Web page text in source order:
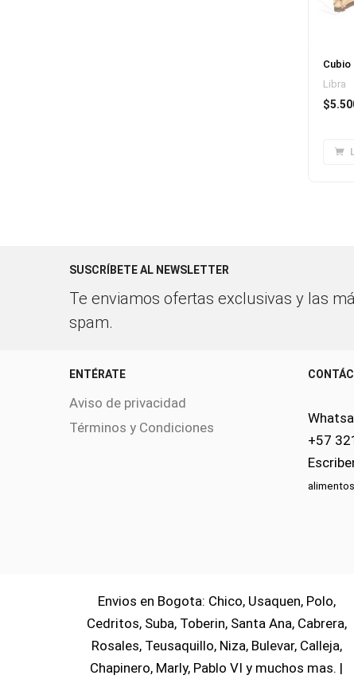
Cubio
Libra
$
SUSCRÍBETE AL NEWSLETTER
Te enviamos ofertas exclusivas y las
spam.
ENTÉRATE
Aviso de privacidad
Términos y Condiciones
+57
Envios en Bogota: Chico, Usaquen, Polo,
Cedritos, Suba, Toberin, Santa Ana, Cabrera,
Rosales, Teusaquillo, Niza, Bulevar, Calleja,
Chapinero, Marly, Pablo VI y muchos mas. |